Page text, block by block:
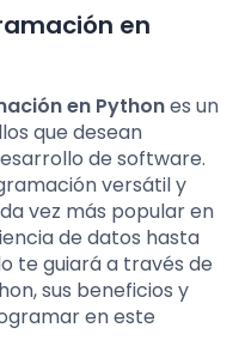
en
en Pythones un
que desean
de software.
versátil y
vez más popular en
de datos hasta
te guiará a través de
sus beneficios y
en este